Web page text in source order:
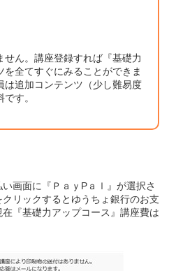
せん。講座登録すれば『基礎力
全てすぐにみることができま
は追加コンテンツ（少し難易度
す。
画面に『ＰａｙPａｌ』が選択さ
リックするとゆうちょ銀行のお支
『基礎力アップコース』講座費は